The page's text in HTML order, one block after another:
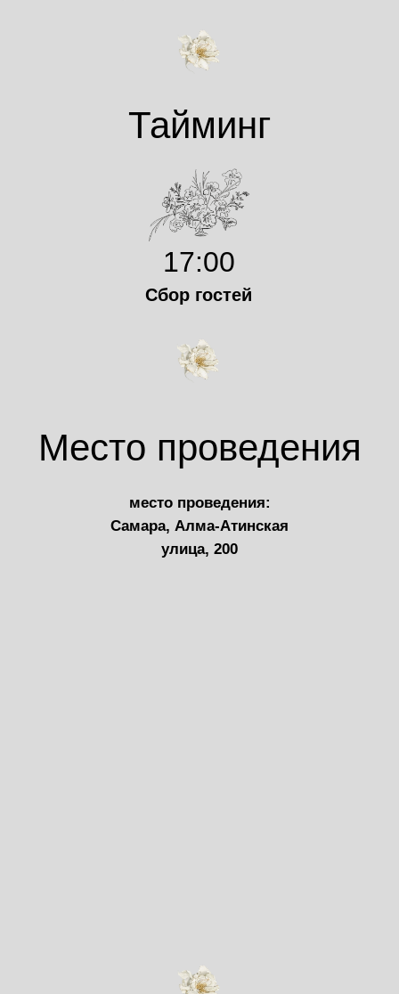
Сбор гостей
17:00
Тайминг
Место проведения
место проведения:
Самара, Алма-Атинская
улица, 200